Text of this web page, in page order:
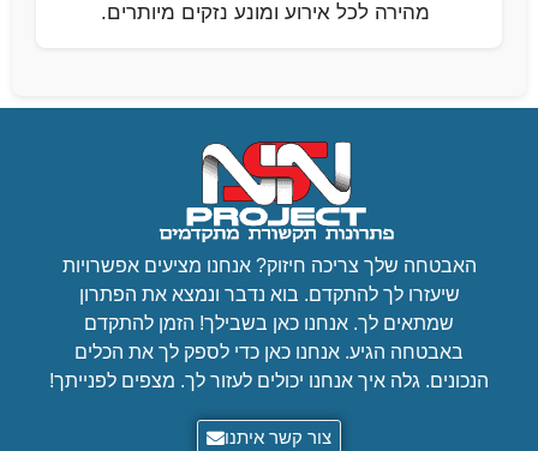
מהירה לכל אירוע ומונע נזקים מיותרים.
האבטחה שלך צריכה חיזוק? אנחנו מציעים אפשרויות
שיעזרו לך להתקדם. בוא נדבר ונמצא את הפתרון
שמתאים לך. אנחנו כאן בשבילך! הזמן להתקדם
באבטחה הגיע. אנחנו כאן כדי לספק לך את הכלים
הנכונים. גלה איך אנחנו יכולים לעזור לך. מצפים לפנייתך!
צור קשר איתנו